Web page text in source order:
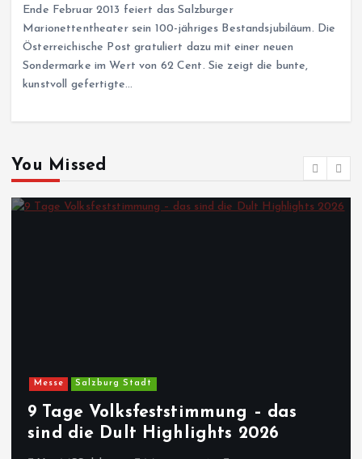
Ende Februar 2013 feiert das Salzburger
Marionettentheater sein 100-jähriges Bestandsjubiläum. Die
Österreichische Post gratuliert dazu mit einer neuen
Sondermarke im Wert von 62 Cent. Sie zeigt die bunte,
kunstvoll gefertigte…
You Missed
Messe Salzburg Stadt
9 Tage Volksfeststimmung – das
sind die Dult Highlights 2026